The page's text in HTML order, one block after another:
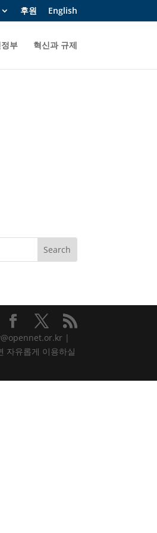
후원 English
부 혁신과 규제
|
자유롭게 이용하실